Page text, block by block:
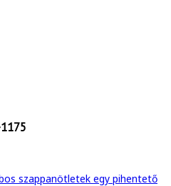
szappanötletek egy pihentető